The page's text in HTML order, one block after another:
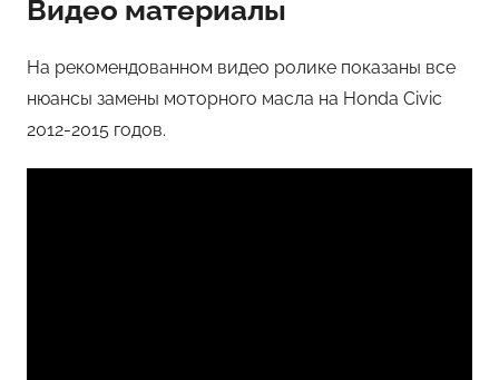
Видео материалы
На рекомендованном видео ролике показаны все
нюансы замены моторного масла на Honda Civic
2012-2015 годов.